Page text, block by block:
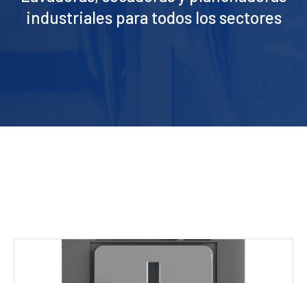
industriales para todos los sectores